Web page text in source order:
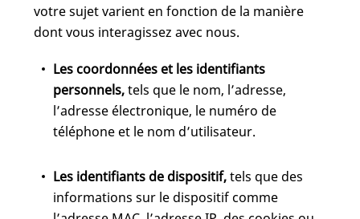
votre sujet varient en fonction de la manière
dont vous interagissez avec nous.
Les coordonnées et les identifiants
personnels,tels que le nom, l’adresse,
l’adresse électronique, le numéro de
téléphone et le nom d’utilisateur.
Les identifiants de dispositif,tels que des
informations sur le dispositif comme